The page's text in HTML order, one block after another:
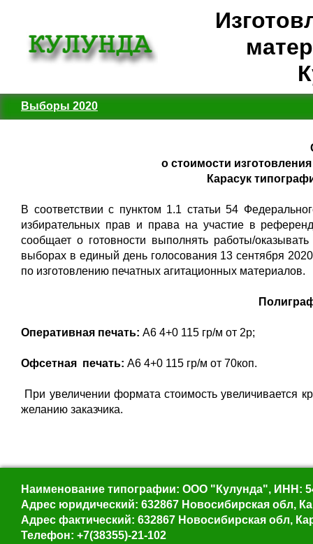
Выборы 2020
о стоимости
Карасук
В соответствии с пунктом 1.1 статьи 54
избирательных прав и права на участие в
сообщает о готовности выполнять работы/
выборах в единый день голосования 13 сентября
по изготовлению печатных агитационных материалов.
Оперативная печать: А6 4+0 115 гр/м от 2р;
Офсетная печать: А6 4+0 115 гр/м от 70коп.
При увеличении формата стоимость увеличивается
желанию заказчика.
Наименование типографии: ООО "Кулунда", ИНН:
Адрес юридический: 632867 Новосибирская обл,
Адрес фактический: 632867 Новосибирская обл,
Телефон: +7(38355)-21-102